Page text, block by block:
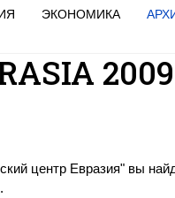
ЭКОНОМИКА
центр Евразия" вы